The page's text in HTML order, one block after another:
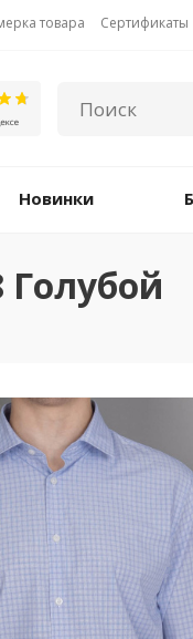
товара Сертификаты
Новинки
Голубой